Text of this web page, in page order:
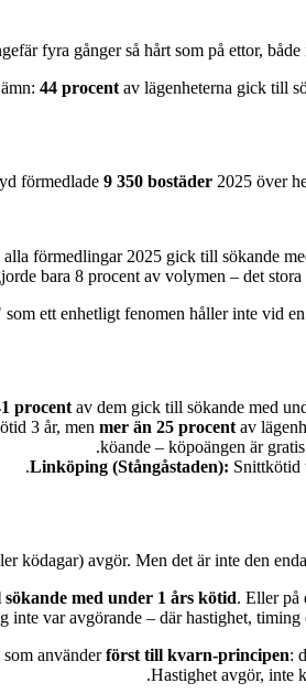
fyra gånger så hårt som på ettor,
44 procentav lägenheterna gick till
förmedlade 9 350 bostäder 2025 över
alla förmedlingar 2025 gick till sökande
bara 8 procent av volymen – det
ett enhetligt fenomen håller inte vid
procent av dem gick till sökande med
3 år, men mer än 25 procent av
köande – köpoängen är
Linköping (Stångåstaden): Snittkötid
ködagar) avgör. Men det är inte den
med under 1 års kötid. Eller på
inte var avgörande – där hastighet,
som använderförst till kvarn-principen:
Hastighet avgör, inte